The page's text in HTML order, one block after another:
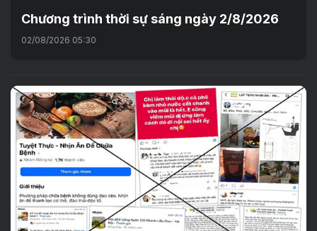
Chương trình thời sự sáng ngày 2/8/2026
02/08/2026 05:30